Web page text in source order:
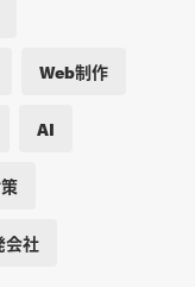
Web制作
AI
会社